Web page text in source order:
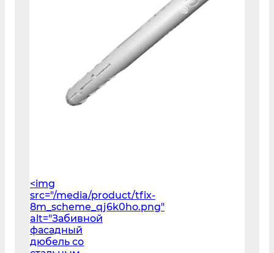
<img
src="/media/product/tfix-
8m_scheme_qj6k0ho.png"
alt="Забивной
фасадный
дюбель со